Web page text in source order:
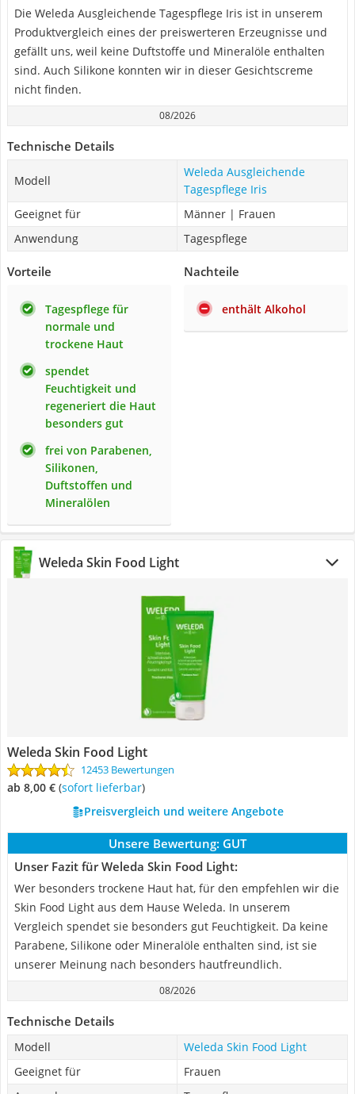
Die Weleda Ausgleichende Tagespflege Iris ist in unserem
Produktvergleich eines der preiswerteren Erzeugnisse und
gefällt uns, weil keine Duftstoffe und Mineralöle enthalten
sind. Auch Silikone konnten wir in dieser Gesichtscreme
nicht finden.
08/2026
Technische Details
Modell
Weleda Ausgleichende
Tagespflege Iris
Geeignet für
Männer | Frauen
Anwendung
Tagespflege
Vorteile
Tagespflege für
normale und
trockene Haut
spendet
Feuchtigkeit und
regeneriert die Haut
besonders gut
frei von Parabenen,
Silikonen,
Duftstoffen und
Mineralölen
Nachteile
enthält Alkohol
Weleda Skin Food Light
Weleda Skin Food Light
12453 Bewertungen
ab 8,00 € ( Sofort lieferbar)
Preisvergleich und weitere Angebote
Unsere Bewertung: GUT
Unser Fazit für Weleda Skin Food Light:
Wer besonders trockene Haut hat, für den empfehlen wir die
Skin Food Light aus dem Hause Weleda. In unserem
Vergleich spendet sie besonders gut Feuchtigkeit. Da keine
Parabene, Silikone oder Mineralöle enthalten sind, ist sie
unserer Meinung nach besonders hautfreundlich.
08/2026
Technische Details
Modell
Weleda Skin Food Light
Geeignet für
Frauen